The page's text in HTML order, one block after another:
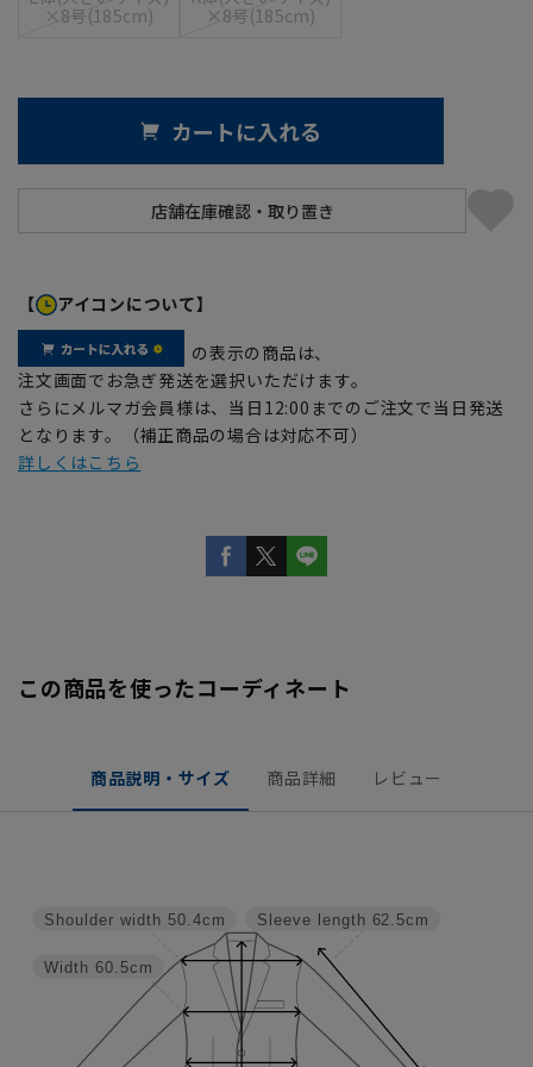
×8号(185cm)
×8号(185cm)
カートに入れる
【 アイコンについて】
の表示の商品は、
注文画面でお急ぎ発送を選択いただけます。
さらにメルマガ会員様は、当日12:00までのご注文で当日発送
となります。（補正商品の場合は対応不可）
詳しくはこちら
この商品を使ったコーディネート
商品説明・サイズ 商品詳細 レビュー
Sleeve length 62.5cm
Width 60.5cm
Shoulder width 50.4cm